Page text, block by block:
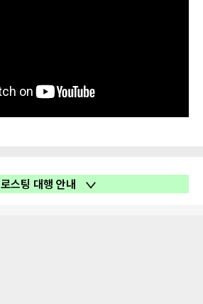
로스팅 대행 안내